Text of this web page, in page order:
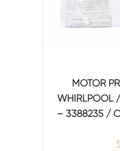
MOTOR
WHIRLPOOL
– 3388235 /
$